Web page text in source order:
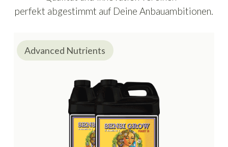
perfekt abgestimmt auf Deine Anbauambitionen.
Advanced Nutrients